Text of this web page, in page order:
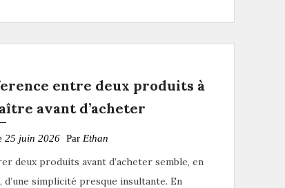
entre deux produits à
avant d’acheter
25 juin 2026 Par Ethan
deux produits avant d’acheter semble, en
simplicité presque insultante. En